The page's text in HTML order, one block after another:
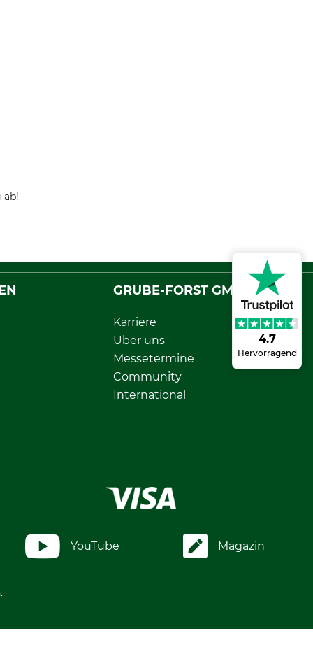
4.7
Hervorragend
ab!
GRUBE-FORST GMBH
Karriere
Über uns
Messetermine
Community
International
YouTube Magazin